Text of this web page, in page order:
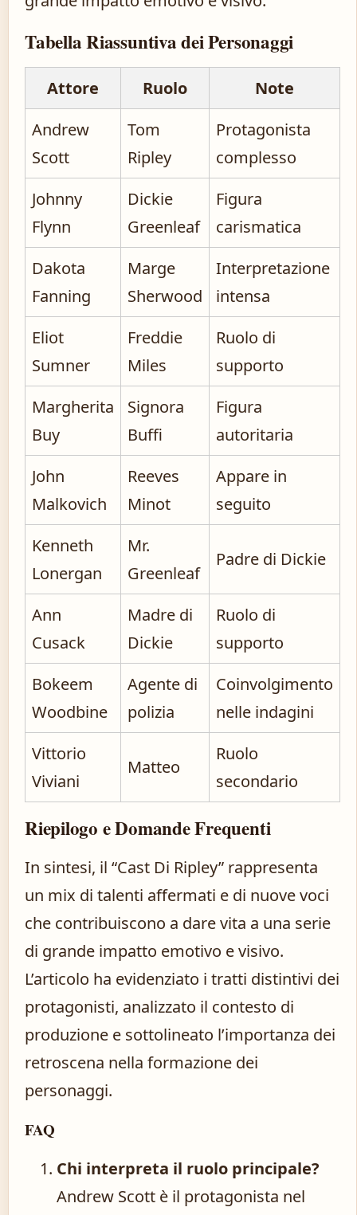
Tabella Riassuntiva dei Personaggi
Attore Ruolo
Note
Andrew
Scott
Tom
Ripley
Protagonista
complesso
Johnny
Flynn
Dickie
Greenleaf
Figura
carismatica
Dakota
Fanning
Marge
Sherwood
Interpretazione
intensa
Eliot
Sumner
Freddie
Miles
Ruolo di
supporto
Margherita
Buy
Signora
Buffi
Figura
autoritaria
John
Malkovich
Reeves
Minot
Appare in
seguito
Kenneth
Lonergan
Mr.
Greenleaf
Padre di Dickie
Ann
Cusack
Madre di
Dickie
Ruolo di
supporto
Bokeem
Woodbine
Agente di
polizia
Coinvolgimento
nelle indagini
Vittorio
Viviani
Matteo
Ruolo
secondario
Riepilogo e Domande Frequenti
In sintesi, il “Cast Di Ripley” rappresenta
un mix di talenti affermati e di nuove voci
che contribuiscono a dare vita a una serie
di grande impatto emotivo e visivo.
L’articolo ha evidenziato i tratti distintivi dei
protagonisti, analizzato il contesto di
produzione e sottolineato l’importanza dei
retroscena nella formazione dei
personaggi.
FAQ
Chi interpreta il ruolo principale?
Andrew Scott è il protagonista nel